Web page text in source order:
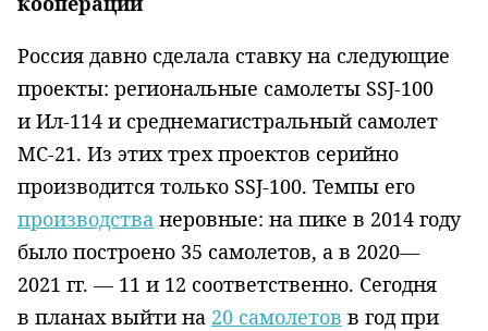
Россия давно сделала ставку на следующие
проекты: региональные самолеты SSJ-100
и Ил-114 и среднемагистральный самолет
МС-21. Из этих трех проектов серийно
производится только SSJ-100. Темпы его
производства неровные: на пике в 2014 году
было построено 35 самолетов, а в 2020—
2021 гг. — 11 и 12 соответственно. Сегодня
в планах выйти на 20 самолетов в год при